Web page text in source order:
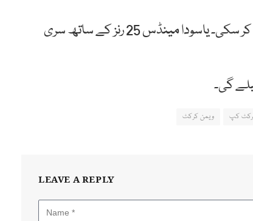
جواب میں سری لنکن خواتین کرکٹ ٹیم خاطرخواہ کارکردگی کا مظاہر نہ کر سکی۔ یاسودا مینڈس 25 رنز کے ساتھ سری
گی۔
کپ ویمن کرکٹ
LEAVE A REPLY